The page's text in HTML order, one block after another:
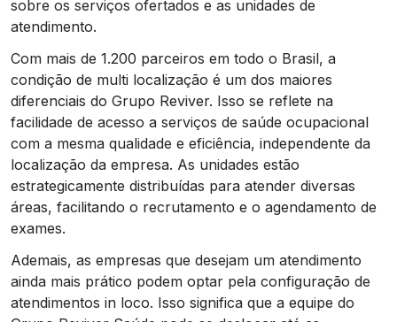
sobre os serviços ofertados e as unidades de
atendimento.
Com mais de 1.200 parceiros em todo o Brasil, a
condição de multi localização é um dos maiores
diferenciais do Grupo Reviver. Isso se reflete na
facilidade de acesso a serviços de saúde ocupacional
com a mesma qualidade e eficiência, independente da
localização da empresa. As unidades estão
estrategicamente distribuídas para atender diversas
áreas, facilitando o recrutamento e o agendamento de
exames.
Ademais, as empresas que desejam um atendimento
ainda mais prático podem optar pela configuração de
atendimentos in loco. Isso significa que a equipe do